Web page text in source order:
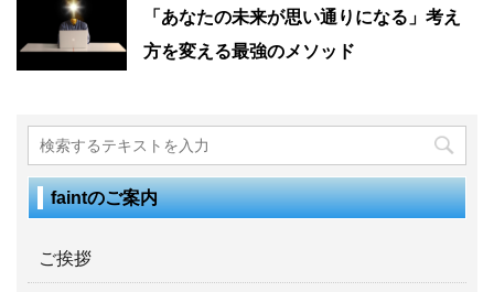
「あなたの未来が思い通りになる」考え
方を変える最強のメソッド
faintのご案内
ご挨拶